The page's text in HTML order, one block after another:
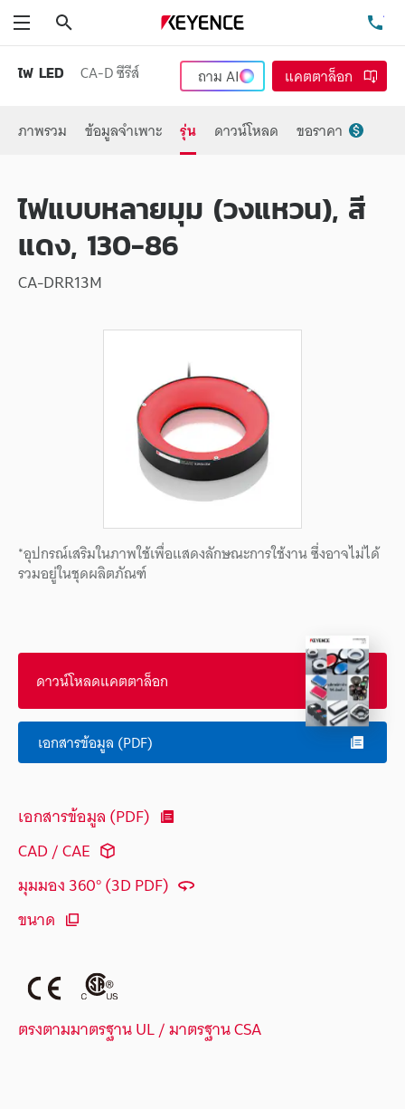
ไฟ LED CA-D ซีรีส์ ถามAI แคตตาล็อก
ภาพรวม ข้อมูลจำเพาะ รุ่น ดาวน์โหลด ขอราคา
ไฟแบบหลายมุม (วงแหวน), สี
แดง, 130-86
CA-DRR13M
*อุปกรณ์เสริมในภาพใช้เพื่อแสดงลักษณะการใช้งาน ซึ่งอาจไม่ได้
รวมอยู่ในชุดผลิตภัณฑ์
ดาวน์โหลดแคตตาล็อก
เอกสารข้อมูล (PDF)
เอกสารข้อมูล (PDF)
CAD / CAE
มุมมอง 360° (3D PDF)
ขนาด
ตรงตามมาตรฐาน UL / มาตรฐาน CSA